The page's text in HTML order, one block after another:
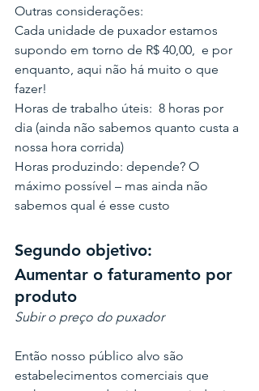
Outras considerações:
Cada unidade de puxador estamos
supondo em torno de R$ 40,00,  e por
enquanto, aqui não há muito o que
fazer!
Horas de trabalho úteis:  8 horas por
dia (ainda não sabemos quanto custa a
nossa hora corrida)
Horas produzindo: depende? O
máximo possível – mas ainda não
sabemos qual é esse custo
Segundo objetivo:
Aumentar o faturamento por
produto
Subir o preço do puxador
Então nosso público alvo são
estabelecimentos comerciais que